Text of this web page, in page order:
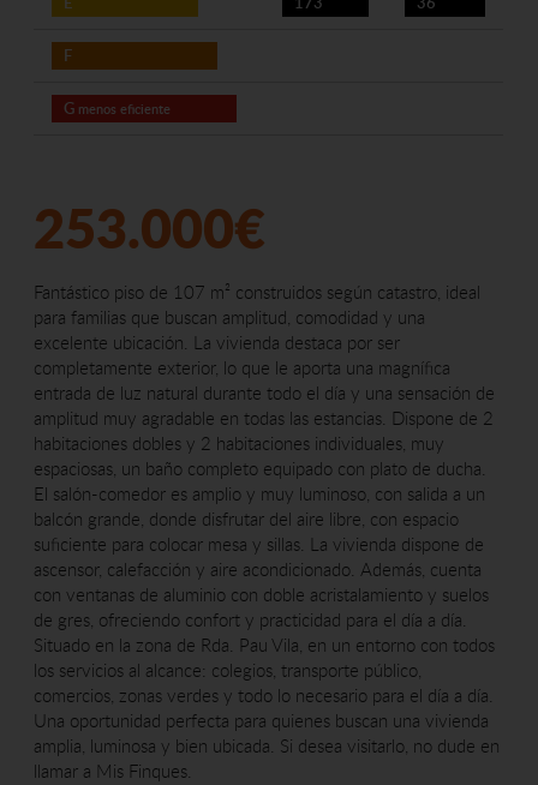
F
G menos eficiente
253.000€
Fantástico piso de 107 m² construidos según catastro, ideal
para familias que buscan amplitud, comodidad y una
excelente ubicación. La vivienda destaca por ser
completamente exterior, lo que le aporta una magnífica
entrada de luz natural durante todo el día y una sensación de
amplitud muy agradable en todas las estancias. Dispone de 2
habitaciones dobles y 2 habitaciones individuales, muy
espaciosas, un baño completo equipado con plato de ducha.
El salón-comedor es amplio y muy luminoso, con salida a un
balcón grande, donde disfrutar del aire libre, con espacio
suficiente para colocar mesa y sillas. La vivienda dispone de
ascensor, calefacción y aire acondicionado. Además, cuenta
con ventanas de aluminio con doble acristalamiento y suelos
de gres, ofreciendo confort y practicidad para el día a día.
Situado en la zona de Rda. Pau Vila, en un entorno con todos
los servicios al alcance: colegios, transporte público,
comercios, zonas verdes y todo lo necesario para el día a día.
Una oportunidad perfecta para quienes buscan una vivienda
amplia, luminosa y bien ubicada. Si desea visitarlo, no dude en
llamar a Mis Finques.